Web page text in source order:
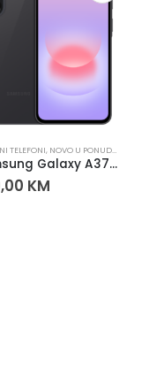
TELEFONI, NOVO U PONUDI ,
Samsung Galaxy A37 5G 8/128GB crni 6.7″ AMOLED 120Hz
KM